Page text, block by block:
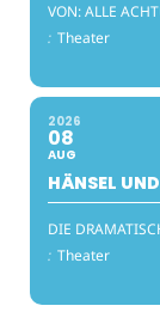
VON: ALLE
: Theater
2026
08
AUG
HÄNSEL
DIE
: Theater